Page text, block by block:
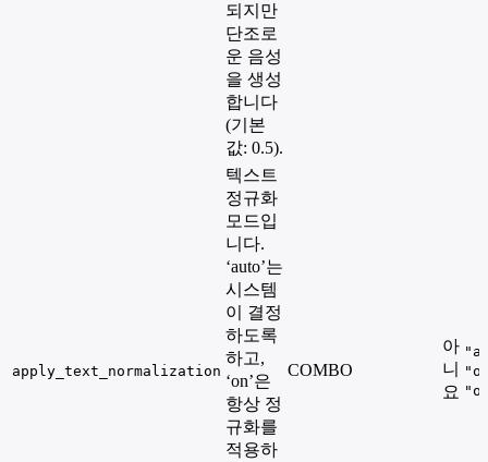
되지만
단조로
운 음성
을 생성
합니다
(기본
값: 0.5).
apply_text_normalization
텍스트
정규화
모드입
니다.
‘auto’는
시스템
이 결정
하도록
하고,
‘on’은
항상 정
규화를
적용하
COMBO
아
니
요